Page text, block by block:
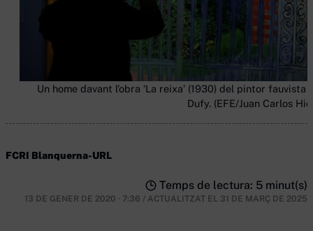
Un home davant l’obra ‘La reixa’ (1930) del pintor fauvista
Dufy. (EFE/Juan Carlos
FCRI Blanquerna-URL
Temps de lectura: 5 minut(s)
13 DE GENER DE 2020 · 7:36 / ACTUALITZAT EL 31 DE MARÇ DE 2025